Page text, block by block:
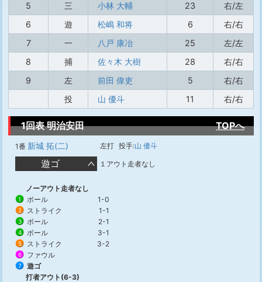
5
三 小林 大輔 23
右/左
6
遊 松嶋 和将 6
右/右
7
一 八戸 康冶 25
左/左
8
捕 佐々木 大樹 28
右/右
9
左 前田 偉吏 5
右/右
投
山 優斗 11 右/右
1回表 明治安田 TOPへ
1番 新城 拓(二) 左打 投手:山 優斗
遊ゴ １アウト走者なし
ノーアウト走者なし
1 ボール 1-0
2 ストライク 1-1
3 ボール 2-1
4 ボール 3-1
5 ストライク 3-2
6 ファウル
7
遊ゴ
打者アウト(6-3)